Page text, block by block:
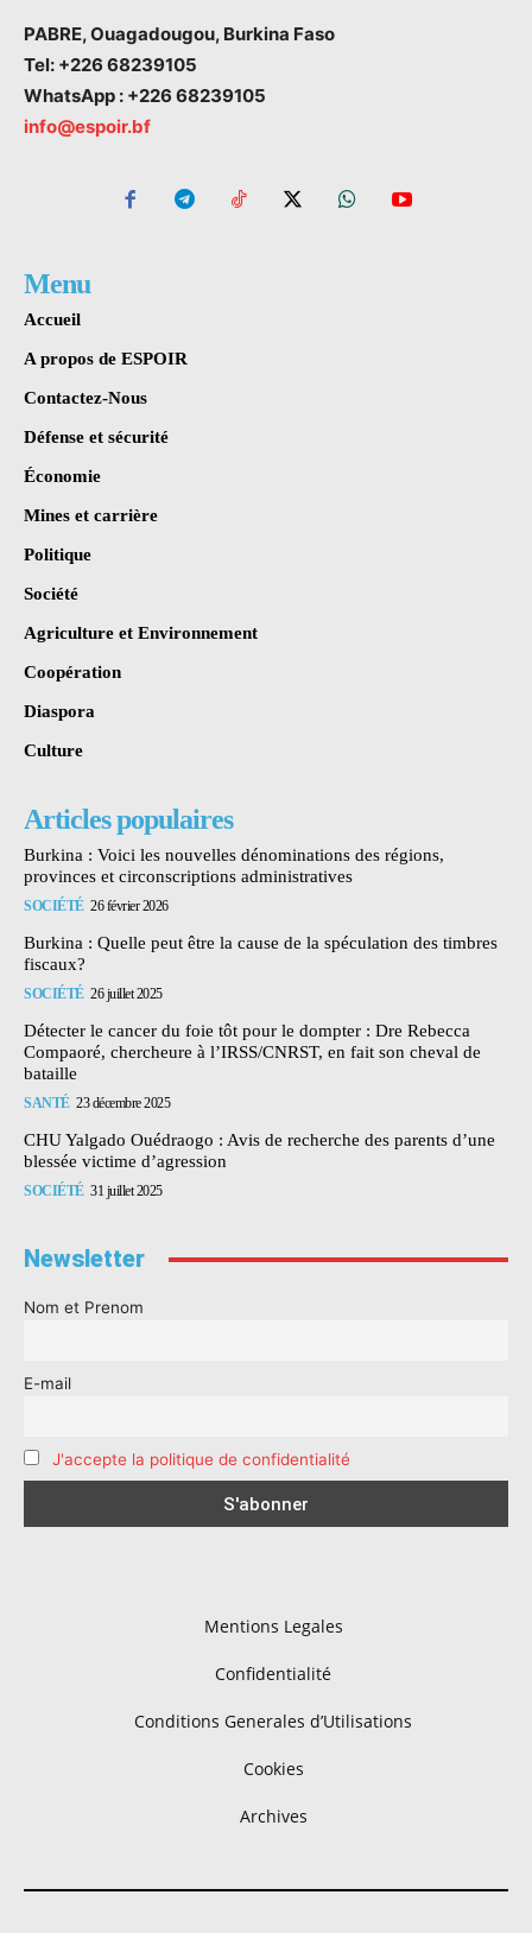
PABRE, Ouagadougou, Burkina Faso
Tel: +226 68239105
WhatsApp : +226 68239105
info@espoir.bf
Menu
Accueil
A propos de ESPOIR
Contactez-Nous
Défense et sécurité
Économie
Mines et carrière
Politique
Société
Agriculture et Environnement
Coopération
Diaspora
Culture
Articles populaires
Burkina : Voici les nouvelles dénominations des régions,
provinces et circonscriptions administratives
SOCIÉTÉ 26 février 2026
Burkina : Quelle peut être la cause de la spéculation des timbres
fiscaux?
SOCIÉTÉ 26 juillet 2025
Détecter le cancer du foie tôt pour le dompter : Dre Rebecca
Compaoré, chercheure à l’IRSS/CNRST, en fait son cheval de
bataille
SANTÉ 23 décembre 2025
CHU Yalgado Ouédraogo : Avis de recherche des parents d’une
blessée victime d’agression
SOCIÉTÉ 31 juillet 2025
Newsletter
Nom et Prenom
E-mail
J'accepte la politique de confidentialité
Mentions Legales
Confidentialité
Conditions Generales d’Utilisations
Cookies
Archives